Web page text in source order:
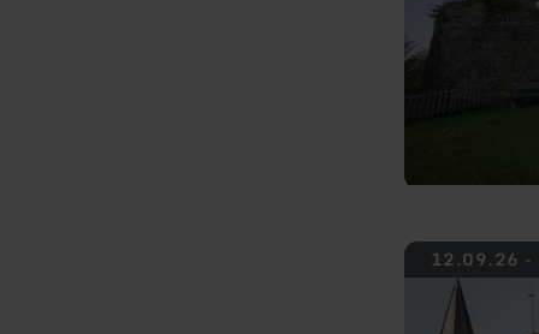
12.09.26
mehr
erfahren
Ritterfestspiele